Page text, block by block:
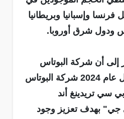
وإسبانيا وبريطانيا
ودول شرق أوروبا.
إلى أن شركة البوتاس
العربية قد أنشأت خلال عام 2024 شركة البوتاس
سي تريدينغ أند
بهدف تعزيز وجود